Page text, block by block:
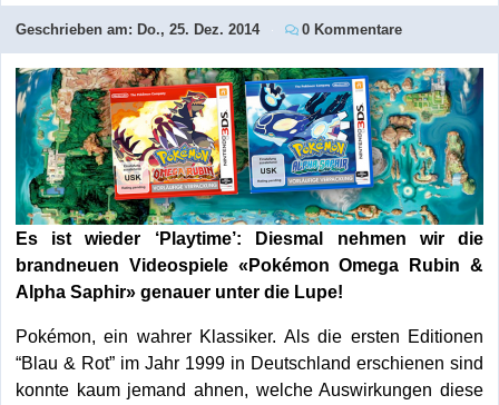
Geschrieben am: Do., 25. Dez. 2014 0 Kommentare
Es ist wieder ‘Playtime’: Diesmal nehmen wir die
brandneuen Videospiele «Pokémon Omega Rubin &
Alpha Saphir» genauer unter die Lupe!
Pokémon, ein wahrer Klassiker. Als die ersten Editionen
“Blau & Rot” im Jahr 1999 in Deutschland erschienen sind
konnte kaum jemand ahnen, welche Auswirkungen diese